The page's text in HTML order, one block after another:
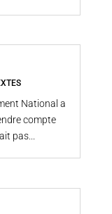
National a
compte
pas...